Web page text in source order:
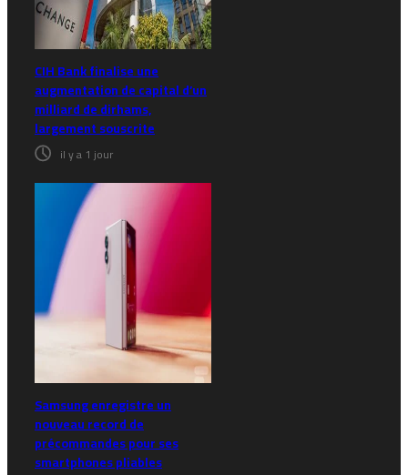
CIH Bank finalise une
augmentation de capital d’un
milliard de dirhams,
largement souscrite
il y a 1 jour
Samsung enregistre un
nouveau record de
précommandes pour ses
smartphones pliables